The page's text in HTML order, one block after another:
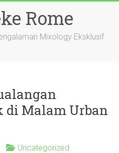
Rome
Mixology Eksklusif
di Malam Urban
Uncategorized